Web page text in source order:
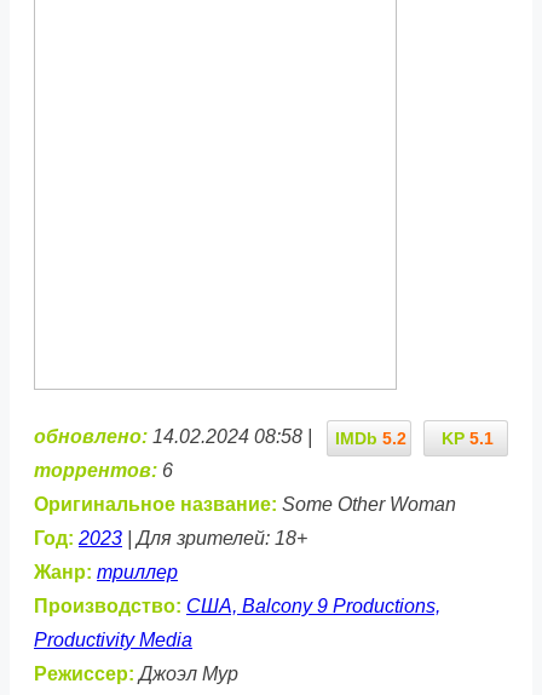
KP 5.1
IMDb 5.2
обновлено: 14.02.2024 08:58 |
торрентов: 6
Оригинальное название: Some Other Woman
Год: 2023 | Для зрителей: 18+
Жанр: триллер
Производство: США, Balcony 9 Productions,
Productivity Media
Режиссер: Джоэл Мур